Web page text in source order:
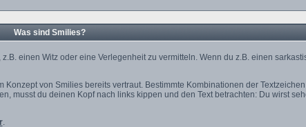
Was sind Smilies?
einen Witz oder eine Verlegenheit zu vermitteln. Wenn du z.B. einen
von Smilies bereits vertraut. Bestimmte Kombinationen der
musst du deinen Kopf nach links kippen und den Text betrachten: Du wirst
.